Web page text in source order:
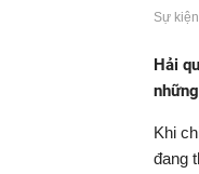
Sự
Hải
Khi
đang